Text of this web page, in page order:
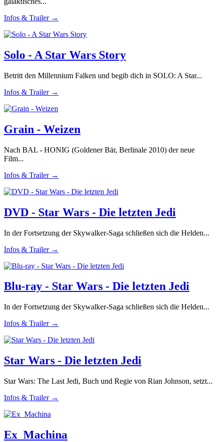
Infos & Trailer →
Solo - A Star Wars Story
Betritt den Millennium Falken und begib dich in SOLO: A Star...
Infos & Trailer →
Grain - Weizen
Nach BAL - HONIG (Goldener Bär, Berlinale 2010) der neue
Film...
Infos & Trailer →
DVD - Star Wars - Die letzten Jedi
In der Fortsetzung der Skywalker-Saga schließen sich die Helden...
Infos & Trailer →
Blu-ray - Star Wars - Die letzten Jedi
In der Fortsetzung der Skywalker-Saga schließen sich die Helden...
Infos & Trailer →
Star Wars - Die letzten Jedi
Star Wars: The Last Jedi, Buch und Regie von Rian Johnson, setzt...
Infos & Trailer →
Ex_Machina